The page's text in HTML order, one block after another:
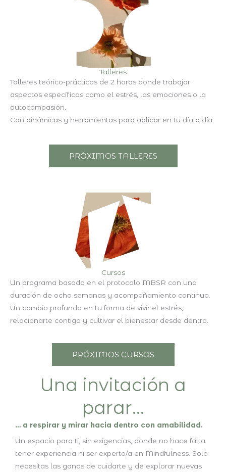
Talleres
Talleres teórico-prácticos de 2 horas donde trabajar
aspectos específicos como el estrés, las emociones o la
autocompasión.
Con dinámicas y herramientas para aplicar en tu día a día.
PRÓXIMOS TALLERES
Cursos
Un programa basado en el protocolo MBSR con una
duración de ocho semanas y acompañamiento continuo.
Un cambio profundo en tu forma de vivir el estrés,
relacionarte contigo y cultivar el bienestar desde dentro.
PRÓXIMOS CURSOS
Una invitación a
parar...
… a respirar y mirar hacia dentro con amabilidad.
Un espacio para ti, sin exigencias, donde no hace falta
tener experiencia ni ser experto/a en Mindfulness. Solo
necesitas las ganas de cuidarte y de explorar nuevas